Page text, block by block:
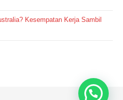
Kesempatan Kerja Sambil